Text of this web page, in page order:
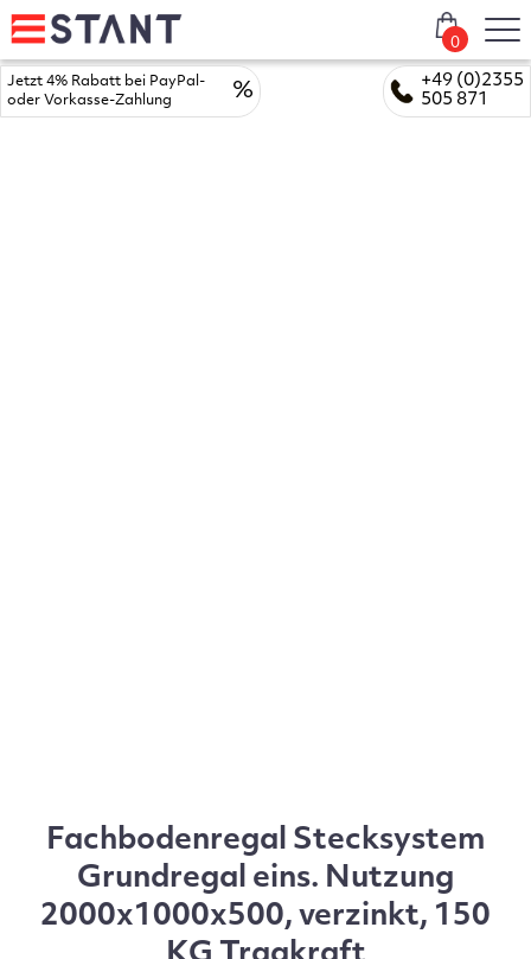
+49 (0)2355
505 871
Jetzt 4% Rabatt bei PayPal-
oder Vorkasse-Zahlung
%
0
Fachbodenregal Stecksystem
Grundregal eins. Nutzung
2000x1000x500, verzinkt, 150